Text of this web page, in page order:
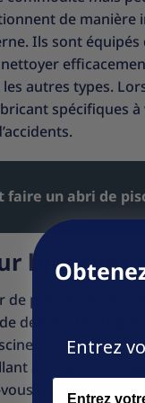
de manière
Ils sont
autres types.
spécifiques
faire un abri de
piscine, suivez
débris afin
et retirez le
à ce qu’il soit
que toutes les
Entrez
Name